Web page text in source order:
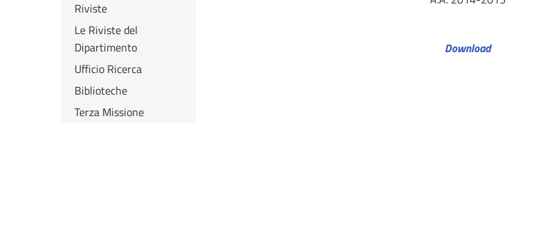
Download
Riviste
Le Riviste del
Dipartimento
Ufficio Ricerca
Biblioteche
Terza Missione